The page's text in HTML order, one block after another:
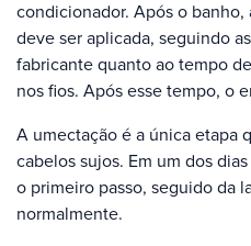
condicionador. Após o banho,
deve ser aplicada, seguindo
fabricante quanto ao tempo
nos fios. Após esse tempo, o
A umectação é a única etapa
cabelos sujos. Em um dos
o primeiro passo, seguido da
normalmente.